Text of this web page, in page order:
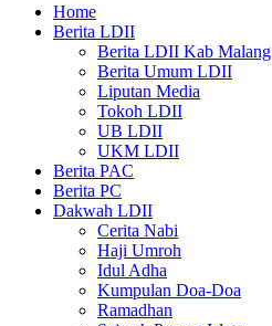
Home
Berita LDII
Berita LDII Kab Malang
Berita Umum LDII
Liputan Media
Tokoh LDII
UB LDII
UKM LDII
Berita PAC
Berita PC
Dakwah LDII
Cerita Nabi
Haji Umroh
Idul Adha
Kumpulan Doa-Doa
Ramadhan